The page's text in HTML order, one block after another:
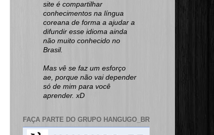
site é compartilhar
conhecimentos na língua
coreana de forma a ajudar a
difundir esse idioma ainda
não muito conhecido no
Brasil.
Mas vê se faz um esforço
ae, porque não vai depender
só de mim para você
aprender. xD
FAÇA PARTE DO GRUPO HANGUGO_BR